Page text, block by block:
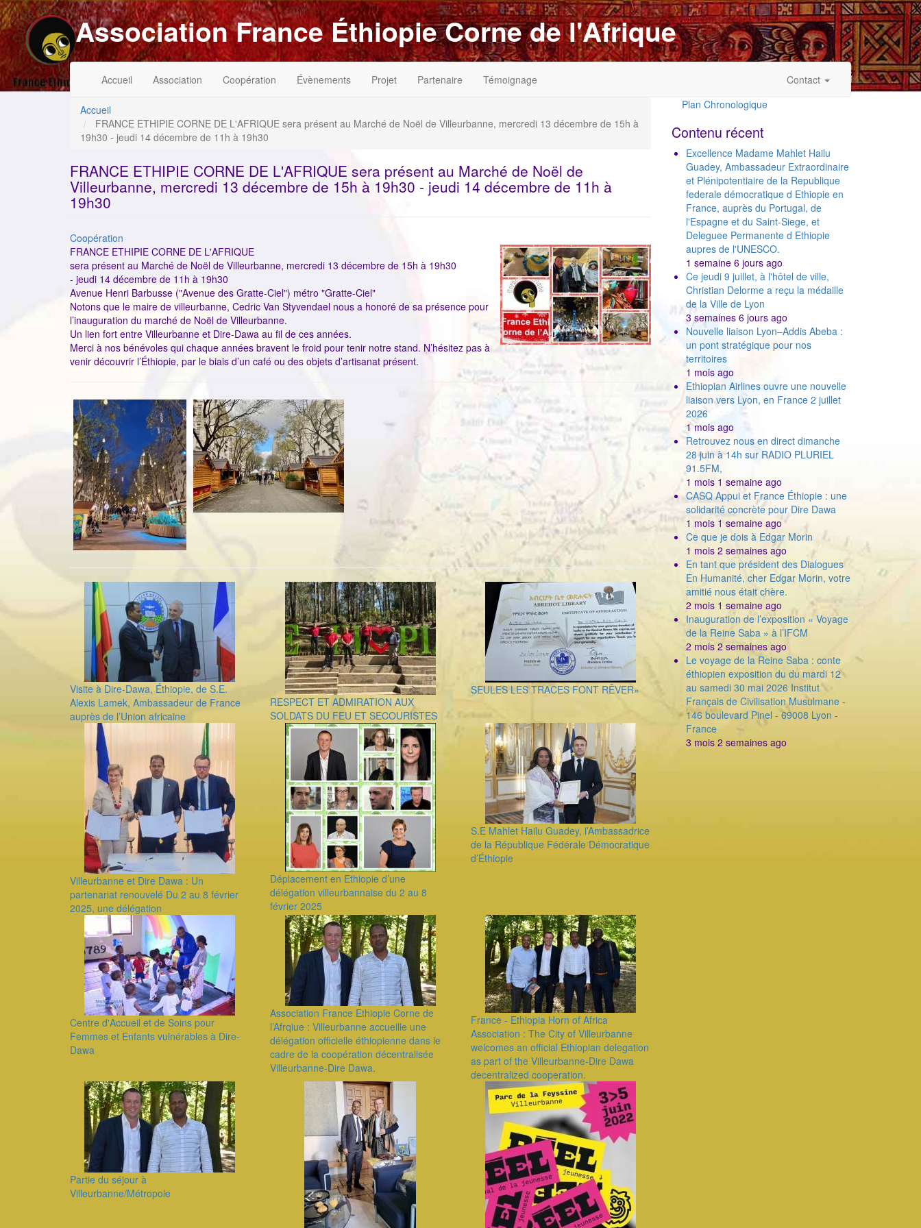
Aller
au
contenu
principal
Association France Éthiopie Corne de l'Afrique
principale
Accueil Association Coopération Évènements Projet Partenaire Témoignage
du
de
l'utilisateur
Contact
Accueil
FRANCE ETHIPIE CORNE DE L'AFRIQUE sera présent au Marché de Noël de Villeurbanne, mercredi 13 décembre de 15h à
19h30 - jeudi 14 décembre de 11h à 19h30
FRANCE ETHIPIE CORNE DE L'AFRIQUE sera présent au Marché de Noël de
Villeurbanne, mercredi 13 décembre de 15h à 19h30 - jeudi 14 décembre de 11h à
19h30
Catégorie
Coopération
ImageenAvant
FRANCE ETHIPIE CORNE DE L'AFRIQUE
sera présent au Marché de Noël de Villeurbanne, mercredi 13 décembre de 15h à 19h30
- jeudi 14 décembre de 11h à 19h30
Avenue Henri Barbusse ("Avenue des Gratte-Ciel") métro "Gratte-Ciel"
Notons que le maire de villeurbanne, Cedric Van Styvendael nous a honoré de sa présence pour
l’inauguration du marché de Noël de Villeurbanne.
Un lien fort entre Villeurbanne et Dire-Dawa au fil de ces années.
Merci à nos bénévoles qui chaque années bravent le froid pour tenir notre stand. N’hésitez pas à
venir découvrir l’Éthiopie, par le biais d’un café ou des objets d’artisanat présent.
Visite à Dire-Dawa, Éthiopie, de S.E.
Alexis Lamek, Ambassadeur de France
auprès de l’Union africaine
RESPECT ET ADMIRATION AUX
SOLDATS DU FEU ET SECOURISTES
SEULES LES TRACES FONT RÊVER»
Villeurbanne et Dire Dawa : Un
partenariat renouvelé Du 2 au 8 février
2025, une délégation
Déplacement en Ethiopie d’une
délégation villeurbannaise du 2 au 8
février 2025
S.E Mahlet Hailu Guadey, l’Ambassadrice
de la République Fédérale Démocratique
d’Éthiopie
Centre d'Accueil et de Soins pour
Femmes et Enfants vulnérables à Dire-
Dawa
Association France Ethiopie Corne de
l’Afrqiue : Villeurbanne accueille une
délégation officielle éthiopienne dans le
cadre de la coopération décentralisée
Villeurbanne-Dire Dawa.
France - Ethiopia Horn of Africa
Association : The City of Villeurbanne
welcomes an official Ethiopian delegation
as part of the Villeurbanne-Dire Dawa
decentralized cooperation.
Partie du séjour à
Villeurbanne/Métropole
Plan Chronologique
Contenu récent
Excellence Madame Mahlet Hailu
Guadey, Ambassadeur Extraordinaire
et Plénipotentiaire de la Republique
federale démocratique d Ethiopie en
France, auprès du Portugal, de
l'Espagne et du Saint-Siege, et
Deleguee Permanente d Ethiopie
aupres de l'UNESCO.
1 semaine 6 jours ago
Ce jeudi 9 juillet, à l'hôtel de ville,
Christian Delorme a reçu la médaille
de la Ville de Lyon
3 semaines 6 jours ago
Nouvelle liaison Lyon–Addis Abeba :
un pont stratégique pour nos
territoires
1 mois ago
Ethiopian Airlines ouvre une nouvelle
liaison vers Lyon, en France 2 juillet
2026
1 mois ago
Retrouvez nous en direct dimanche
28 juin à 14h sur RADIO PLURIEL
91.5FM,
1 mois 1 semaine ago
CASQ Appui et France Éthiopie : une
solidarité concrète pour Dire Dawa
1 mois 1 semaine ago
Ce que je dois à Edgar Morin
1 mois 2 semaines ago
En tant que président des Dialogues
En Humanité, cher Edgar Morin, votre
amitié nous était chère.
2 mois 1 semaine ago
Inauguration de l’exposition « Voyage
de la Reine Saba » à l’IFCM
2 mois 2 semaines ago
Le voyage de la Reine Saba : conte
éthiopien exposition du du mardi 12
au samedi 30 mai 2026 Institut
Français de Civilisation Musulmane -
146 boulevard Pinel - 69008 Lyon -
France
3 mois 2 semaines ago